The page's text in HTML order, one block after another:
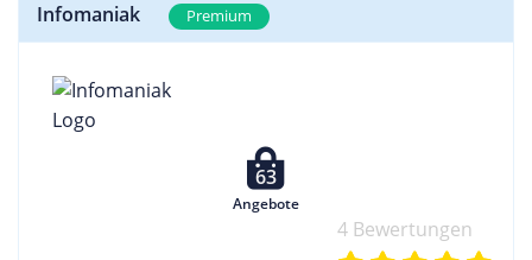
Infomaniak Premium
63
Angebote
4 Bewertungen